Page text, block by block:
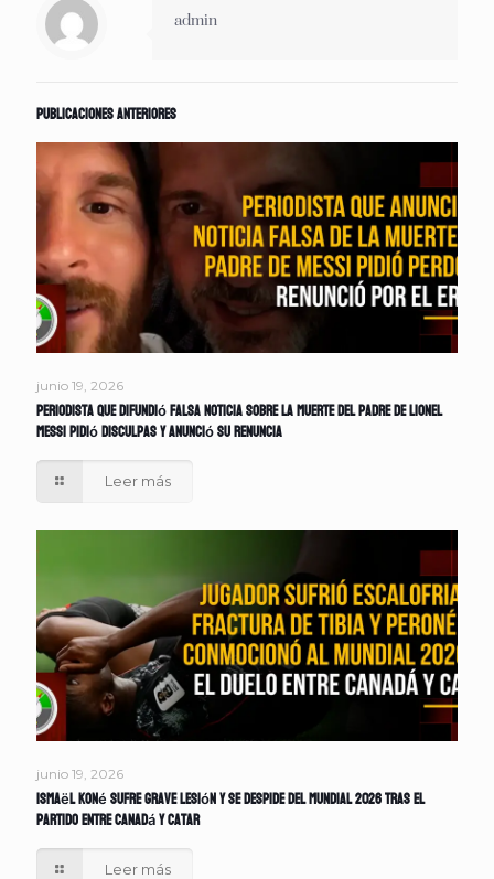
admin
Publicaciones anteriores
junio 19, 2026
Periodista que difundió falsa noticia sobre la muerte del padre de Lionel
Messi pidió disculpas y anunció su renuncia
Leer más
junio 19, 2026
Ismaël Koné sufre grave lesión y se despide del Mundial 2026 tras el
partido entre Canadá y Catar
Leer más